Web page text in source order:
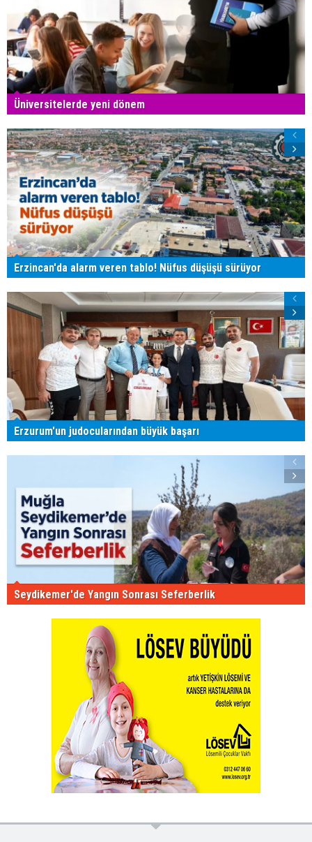
Üniversitelerde yeni dönem
Erzincan'da alarm veren tablo! Nüfus düşüşü sürüyor
Erzurum'un judocularından büyük başarı
Seydikemer'de Yangın Sonrası Seferberlik